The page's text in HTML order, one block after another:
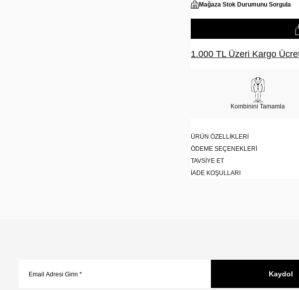
Mağaza Stok Durumunu Sorgula
1.000 TL Üzeri Kargo
Kombinini Tamamla
ÜRÜN ÖZELLIKLERI
ÖDEME SEÇENEKLERI
TAVSIYE ET
İADE KOŞULLARI
Kaydol